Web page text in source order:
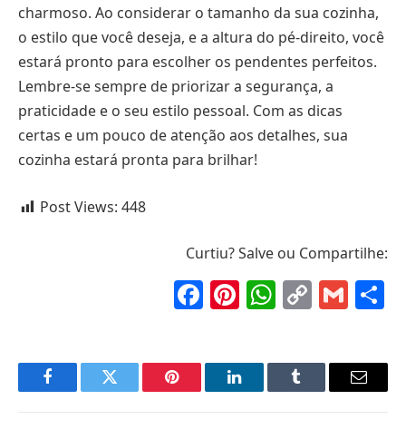
charmoso. Ao considerar o tamanho da sua cozinha,
o estilo que você deseja, e a altura do pé-direito, você
estará pronto para escolher os pendentes perfeitos.
Lembre-se sempre de priorizar a segurança, a
praticidade e o seu estilo pessoal. Com as dicas
certas e um pouco de atenção aos detalhes, sua
cozinha estará pronta para brilhar!
Post Views: 448
Curtiu? Salve ou Compartilhe:
Facebook
Pinterest
Copy
FacebookTwitter Pinterest LinkedInTumblr Email